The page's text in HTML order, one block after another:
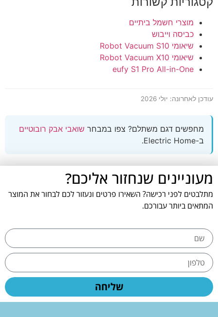
מוצרי חשמל ביתיים
כביסה וייבוש
שיאומי Robot Vacuum S10
שיאומי Robot Vacuum X10
eufy S1 Pro All-in-One
עודכן לאחרונה: יולי 2026
מחפשים דגם משתלם? צפו במבחר שואבי אבק רובוטיים
ב-Electric Home.
מעוניינים שנחזור אליכם?
מתלבטים לפני רכישה? השאירו פרטים ונעזור לכם לבחור את המוצר
המתאים ביותר עבורכם.
שליחה